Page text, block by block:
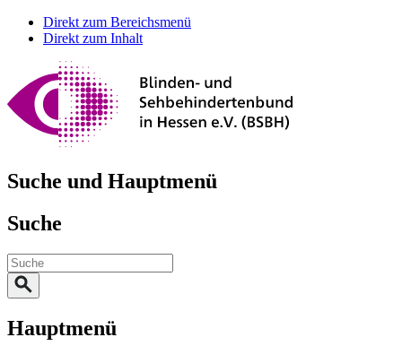
Direkt zum Bereichsmenü
Direkt zum Inhalt
Suche und Hauptmenü
Suche
Hauptmenü